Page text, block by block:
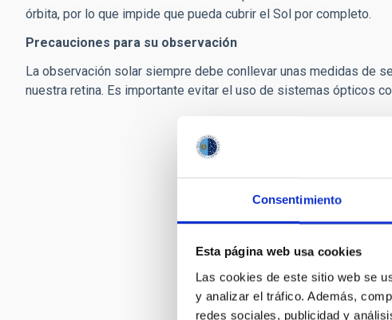
Consentimiento
Esta página web usa cookies
Las cookies de este sitio web se
y analizar el tráfico. Además,
redes sociales, publicidad y
órbita, por lo que impide que pueda cubrir el Sol por completo.
Precauciones para su observación
La observación solar siempre debe conllevar unas medidas de
nuestra retina. Es importante evitar el uso de sistemas ópticos